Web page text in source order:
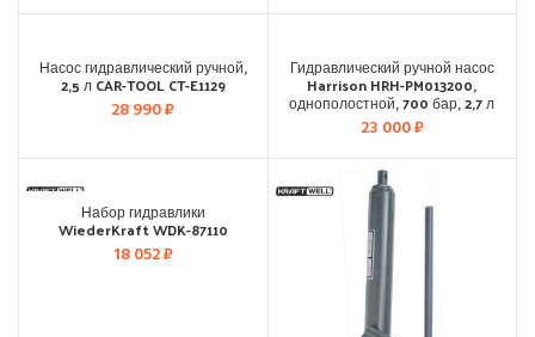
Насос гидравлический ручной,
2,5 л CAR-TOOL CT-E1129
28 990₽
Гидравлический ручной насос
Harrison HRH-PM013200,
однополостной, 700 бар, 2,7 л
23 000₽
Набор гидравлики
WiederKraft WDK-87110
18 052₽